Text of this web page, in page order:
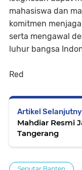
mahasiswa dan
komitmen
serta mengawal
luhur bangsa
Red
Artikel
Mahdiar Resmi
Tangerang